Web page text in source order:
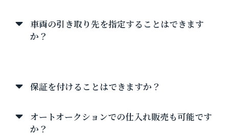
車両の引き取り先を指定することはできます
か？
保証を付けることはできますか？
オートオークションでの仕入れ販売も可能です
か？